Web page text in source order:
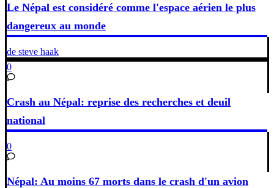
Le Népal est considéré comme l'espace aérien le plus
dangereux au monde
de steve haak
0
Crash au Népal: reprise des recherches et deuil
national
0
Népal: Au moins 67 morts dans le crash d'un avion